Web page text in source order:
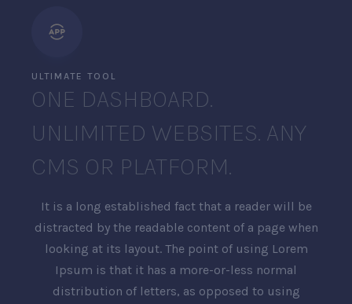
ULTIMATE TOOL
ONE DASHBOARD.
UNLIMITED WEBSITES. ANY
CMS OR PLATFORM.
It is a long established fact that a reader will be
distracted by the readable content of a page when
looking at its layout. The point of using Lorem
Ipsum is that it has a more-or-less normal
distribution of letters, as opposed to using